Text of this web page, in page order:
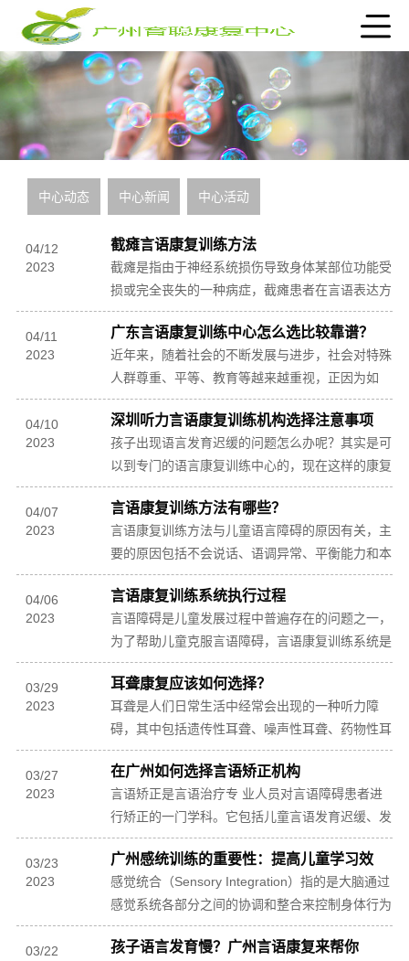
中心动态 中心新闻 中心活动
04/12
2023
截瘫言语康复训练方法
截瘫是指由于神经系统损伤导致身体某部位功能受
损或完全丧失的一种病症，截瘫患者在言语表达方
面也会出现不同程度的障碍，因此截瘫言语康复训
练显得尤...
04/11
2023
广东言语康复训练中心怎么选比较靠谱？
近年来，随着社会的不断发展与进步，社会对特殊
人群尊重、平等、教育等越来越重视，正因为如
此，现在社会上的语言康复训练机构也越来越多，
然而这些机...
04/10
2023
深圳听力言语康复训练机构选择注意事项
孩子出现语言发育迟缓的问题怎么办呢？其实是可
以到专门的语言康复训练中心的，现在这样的康复
机构其实有很多，然而各种机构鱼目混珠，一不注
意就掉进...
04/07
2023
言语康复训练方法有哪些？
言语康复训练方法与儿童语言障碍的原因有关，主
要的原因包括不会说话、语调异常、平衡能力和本
体感差、智力障碍、自闭等。对于儿童语言发育迟
缓，采用...
04/06
2023
言语康复训练系统执行过程
言语障碍是儿童发展过程中普遍存在的问题之一，
为了帮助儿童克服言语障碍，言语康复训练系统是
通过言语康复训练来促进儿童的语音、语词、语意
及语用等...
03/29
2023
耳聋康复应该如何选择？
耳聋是人们日常生活中经常会出现的一种听力障
碍，其中包括遗传性耳聋、噪声性耳聋、药物性耳
聋等多种类型。对于受到耳聋困扰的人们来说，通
过耳聋康复...
03/27
2023
在广州如何选择言语矫正机构
言语矫正是言语治疗专 业人员对言语障碍患者进
行矫正的一门学科。它包括儿童言语发育迟缓、发
声障碍和口吃等。言语障碍严重的会影响到患者正
常的生活...
03/23
2023
广州感统训练的重要性：提高儿童学习效
能，培养全面发展！
感觉统合（Sensory Integration）指的是大脑通过
感觉系统各部分之间的协调和整合来控制身体行为
的过程。感觉统合能力是儿童智力、...
03/22
孩子语言发育慢？广州言语康复来帮你